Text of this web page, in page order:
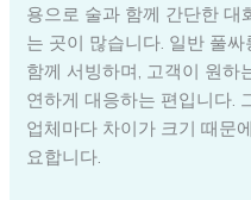
용으로 술과 함께 간단한 대
는 곳이 많습니다. 일반 풀
함께 서빙하며, 고객이 원하
연하게 대응하는 편입니다.
업체마다 차이가 크기 때문
요합니다.